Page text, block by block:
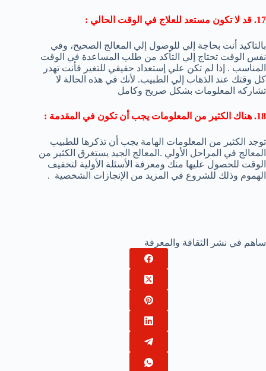
17. قد لا تكون مستعد للعلاج في الوقت الحالي :
بالتاكيد أنت بحاجة إلي للوصول إلي المعالج الصحيح، وفي
نفس الوقت تحتاج إلي التأكد من طلب المساعدة في الوقت
المناسب . إذا لم تكن علي إستعداد حقيقي للتغير فأنت تهدر
كل وقتك عند الذهاب إلي الطبيب. لأنك في هذه الحالة لا
تشاركه المعلومات بشكل صريح وكامل
18. هناك الكثير من المعلومات يجب أن تكون في المقدمة :
توجد الكثير من المعلومات الهامة يجب أن تذكرها للطبيب
المعالج في المراحل الأولي .المعالج الجيد يستغرق الكثير من
الوقت للحصول عليها منك ومعرفة الأسئلة الأولية لتخفيف
الهموم وذلك للشروع في المزيد من الإنجازات الشخصية .
ساهم في نشر الثقافة والمعرفة